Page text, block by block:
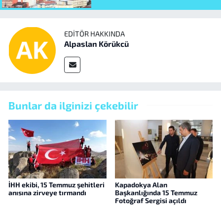
EDITÖR HAKKINDA
Alpaslan Körükcü
Bunlar da ilginizi çekebilir
İHH ekibi, 15 Temmuz şehitleri
anısına zirveye tırmandı
Kapadokya Alan
Başkanlığında 15 Temmuz
Fotoğraf Sergisi açıldı